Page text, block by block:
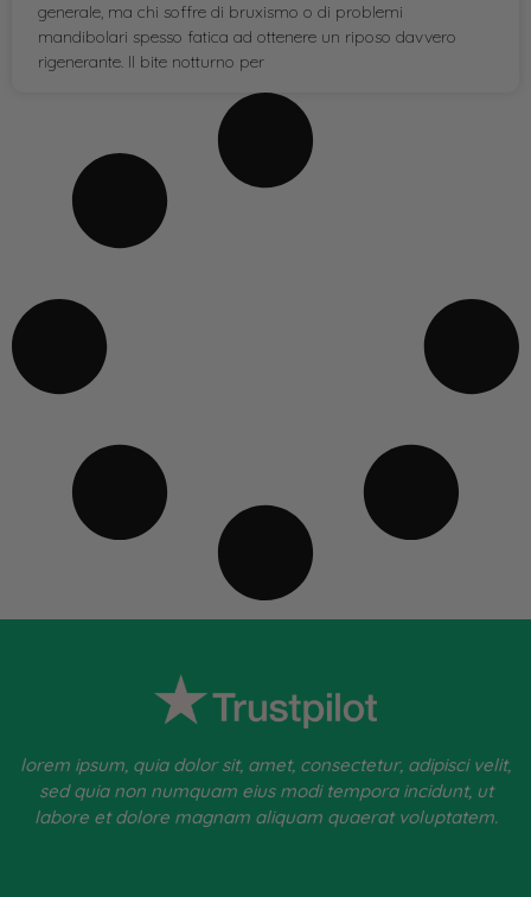
generale, ma chi soffre di bruxismo o di problemi
mandibolari spesso fatica ad ottenere un riposo davvero
rigenerante. Il bite notturno per
lorem ipsum, quia dolor sit, amet, consectetur, adipisci velit,
sed quia non numquam eius modi tempora incidunt, ut
labore et dolore magnam aliquam quaerat voluptatem.